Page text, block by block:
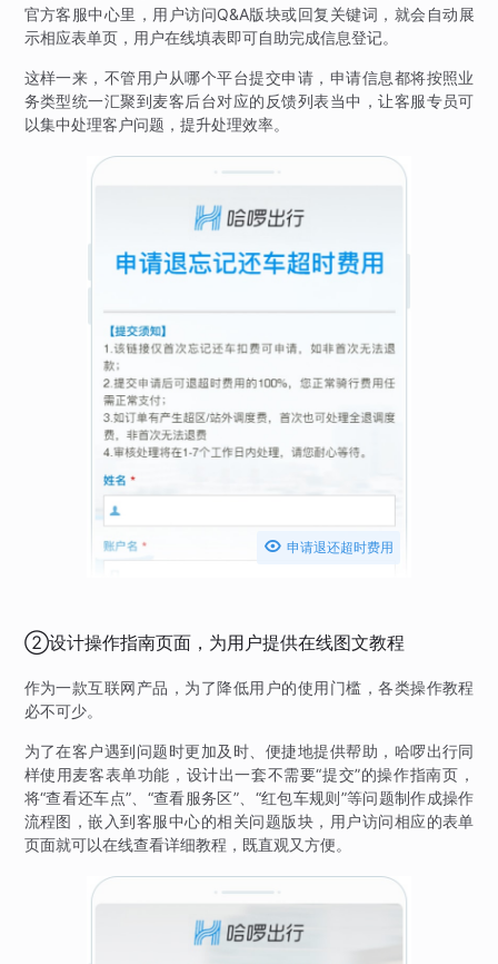
官方客服中心里，用户访问Q&A版块或回复关键词，就会自动展
示相应表单页，用户在线填表即可自助完成信息登记。
这样一来，不管用户从哪个平台提交申请，申请信息都将按照业
务类型统一汇聚到麦客后台对应的反馈列表当中，让客服专员可
以集中处理客户问题，提升处理效率。
 申请退还超时费用
②设计操作指南页面，为用户提供在线图文教程
作为一款互联网产品，为了降低用户的使用门槛，各类操作教程
必不可少。
为了在客户遇到问题时更加及时、便捷地提供帮助，哈啰出行同
样使用麦客表单功能，设计出一套不需要“提交”的操作指南页，
将“查看还车点”、“查看服务区”、“红包车规则”等问题制作成操作
流程图，嵌入到客服中心的相关问题版块，用户访问相应的表单
页面就可以在线查看详细教程，既直观又方便。